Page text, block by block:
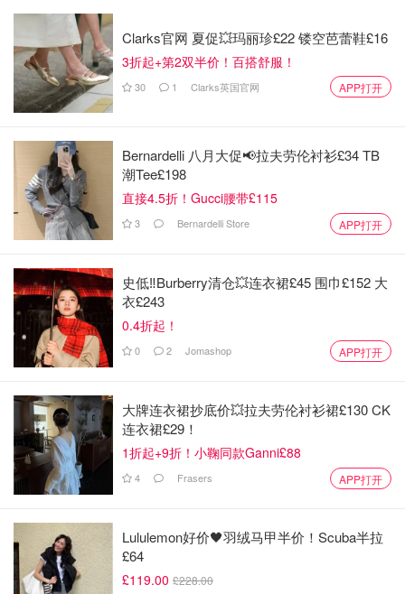
Clarks官网 夏促💥玛丽珍£22 镂空芭蕾鞋£16
3折起+第2双半价！百搭舒服！
30 1 Clarks英国官网 APP打开
Bernardelli 八月大促📢拉夫劳伦衬衫£34 TB
潮Tee£198
直接4.5折！Gucci腰带£115
3 Bernardelli Store APP打开
史低‼️Burberry清仓💥连衣裙£45 围巾£152 大
衣£243
0.4折起！
0 2 Jomashop APP打开
大牌连衣裙抄底价💥拉夫劳伦衬衫裙£130 CK
连衣裙£29！
1折起+9折！小鞠同款Ganni£88
4 Frasers APP打开
Lululemon好价🖤羽绒马甲半价！Scuba半拉
£64
£119.00 £228.00